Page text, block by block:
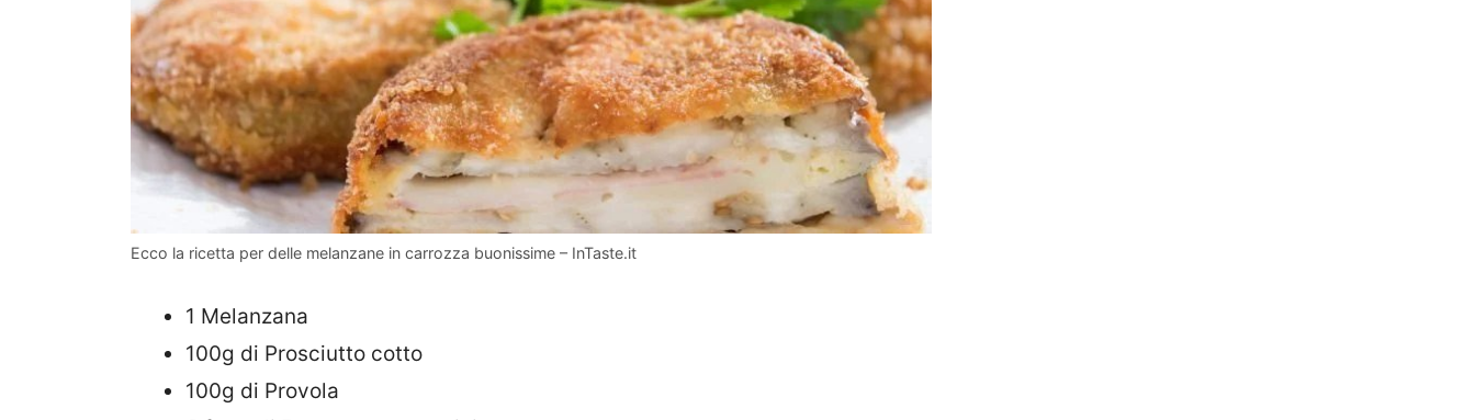
Ecco la ricetta per delle melanzane in carrozza buonissime – InTaste.it
1 Melanzana
100g di Prosciutto cotto
100g di Provola